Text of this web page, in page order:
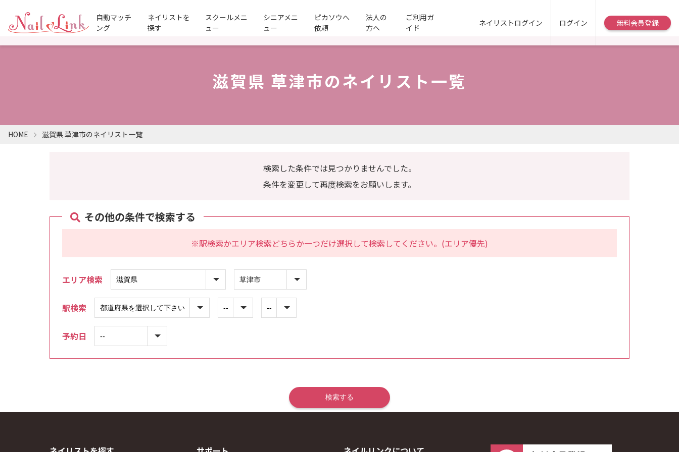
自動マッチ
ング
ネイリストを
探す
スクールメニ
ュー
シニアメニ
ュー
ピカソウへ
依頼
法人の
方へ
ご利用ガ
イド
ネイリストログイン ログイン 無料会員登録
滋賀県 草津市のネイリスト一覧
HOME 滋賀県 草津市のネイリスト一覧
検索した条件では見つかりませんでした。
条件を変更して再度検索をお願いします。
その他の条件で検索する
※駅検索かエリア検索どちらか一つだけ選択して検索してください。(エリア優先)
エリア検索
駅検索
予約日